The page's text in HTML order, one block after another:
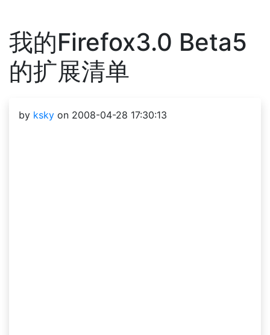
我的Firefox3.0 Beta5
的扩展清单
by ksky on 2008-04-28 17:30:13